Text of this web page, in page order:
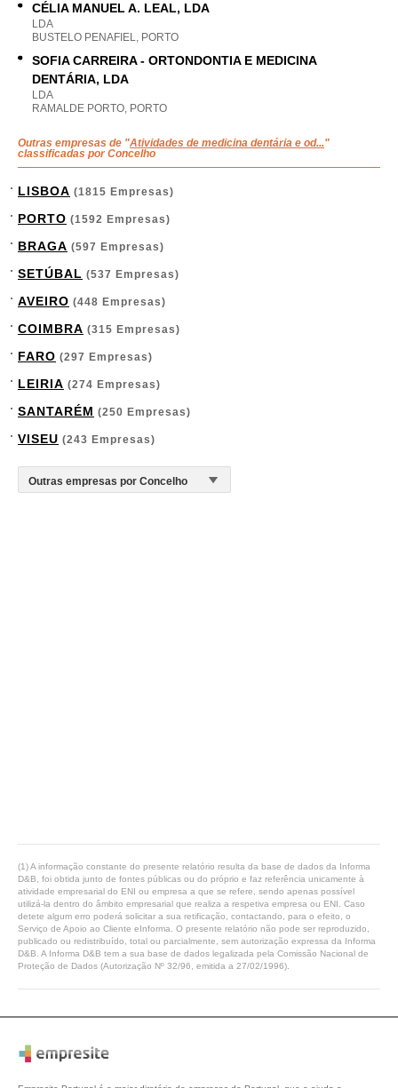
CÉLIA MANUEL A. LEAL, LDA
LDA
BUSTELO PENAFIEL, PORTO
SOFIA CARREIRA - ORTONDONTIA E MEDICINA
DENTÁRIA, LDA
LDA
RAMALDE PORTO, PORTO
Outras empresas de "Atividades de medicina dentária e od..."
classificadas por Concelho
LISBOA (1815 Empresas)
PORTO (1592 Empresas)
BRAGA (597 Empresas)
SETÚBAL (537 Empresas)
AVEIRO (448 Empresas)
COIMBRA (315 Empresas)
FARO (297 Empresas)
LEIRIA (274 Empresas)
SANTARÉM (250 Empresas)
VISEU (243 Empresas)
(1) A informação constante do presente relatório resulta da base de dados da Informa
D&B, foi obtida junto de fontes públicas ou do próprio e faz referência unicamente à
atividade empresarial do ENI ou empresa a que se refere, sendo apenas possível
utilizá-la dentro do âmbito empresarial que realiza a respetiva empresa ou ENI. Caso
detete algum erro poderá solicitar a sua retificação, contactando, para o efeito, o
Serviço de Apoio ao Cliente eInforma. O presente relatório não pode ser reproduzido,
publicado ou redistribuído, total ou parcialmente, sem autorização expressa da Informa
D&B. A Informa D&B tem a sua base de dados legalizada pela Comissão Nacional de
Proteção de Dados (Autorização Nº 32/96, emitida a 27/02/1996).